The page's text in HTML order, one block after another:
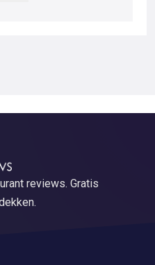
reviews. Gratis